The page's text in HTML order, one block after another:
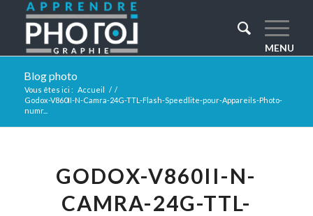
Blog photo
Vous êtes ici : Accueil / /
Godox-V860II-N-Camra-24G-TTL-Flash-Speedlite-pour-Appareils-Photo-
numr...
GODOX-V860II-N-
CAMRA-24G-TTL-